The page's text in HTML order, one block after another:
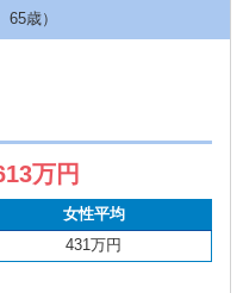
歳）
万円
女性平均
431万円